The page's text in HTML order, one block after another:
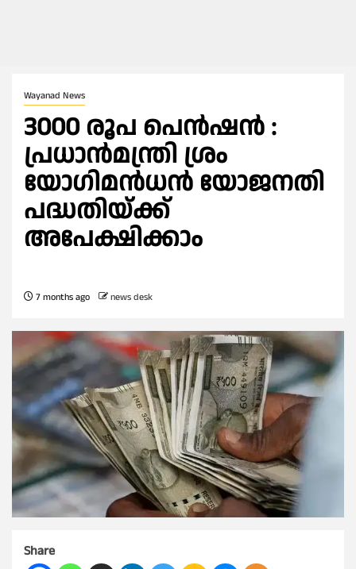
Wayanad News
3000 രൂപ പെൻഷൻ :
പ്രധാൻമന്ത്രി ശ്രം
യോഗിമൻധൻ യോജനതി
പദ്ധതിയ്ക്ക്
അപേക്ഷിക്കാം
7 months ago news desk
Share